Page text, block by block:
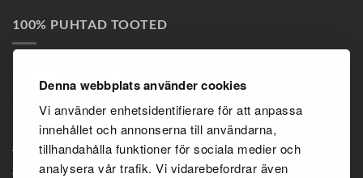
Denna webbplats använder cookies
Vi använder enhetsidentifierare för att anpassa
innehållet och annonserna till användarna,
tillhandahålla funktioner för sociala medier och
analysera vår trafik. Vi vidarebefordrar även
100% PUHTAD TOOTED
TEAVE